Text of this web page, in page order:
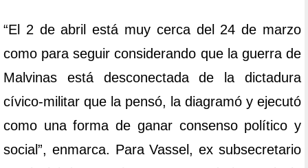
“El 2 de abril está muy cerca del 24 de marzo
como para seguir considerando que la guerra de
Malvinas está desconectada de la dictadura
cívico-militar que la pensó, la diagramó y ejecutó
como una forma de ganar consenso político y
social”, enmarca. Para Vassel, ex subsecretario